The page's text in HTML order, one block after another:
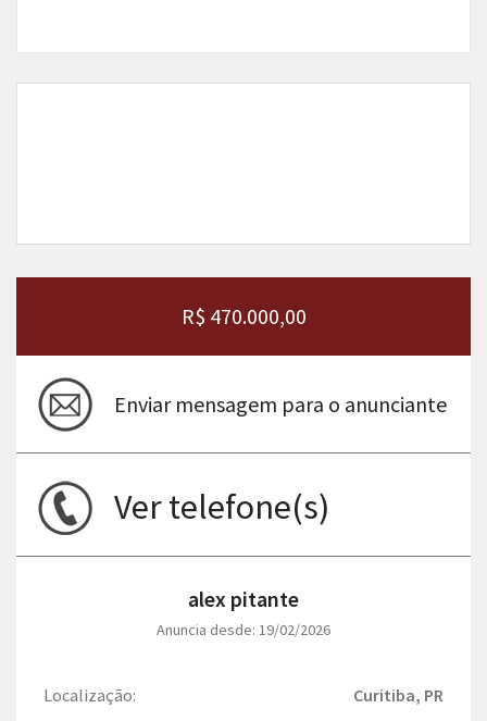
R$ 470.000,00
Enviar mensagem para o anunciante
Ver telefone(s)
alex pitante
Anuncia desde: 19/02/2026
Localização: Curitiba, PR